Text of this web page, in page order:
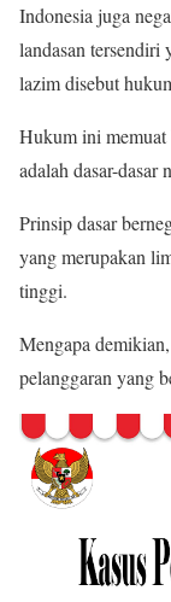
Indonesia juga
landasan tersendiri
lazim disebut
Hukum ini
adalah dasar-dasar
Prinsip dasar
yang merupakan
tinggi.
Mengapa
pelanggaran yang